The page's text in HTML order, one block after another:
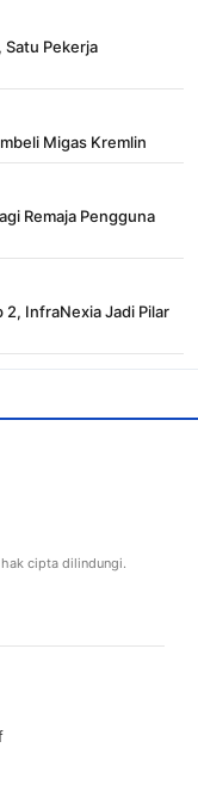
Satu Pekerja
Migas Kremlin
Remaja Pengguna
2, InfraNexia Jadi Pilar
cipta dilindungi.